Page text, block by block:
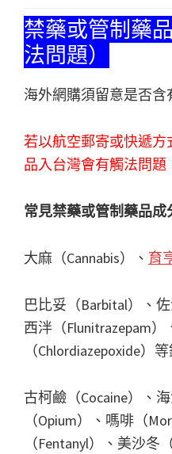
禁藥或管制藥
法問題）
海外網購須留意是否
若以航空郵寄或快遞
品入台灣會有觸法問
常見禁藥或管制藥品成
大麻（Cannabis）、 育
巴比妥（Barbital）、
西泮（Flunitrazepam）
（Chlordiazepoxide）
古柯鹼（Cocaine）、
（Opium）、嗎啡（
（Fentanyl）、美沙冬